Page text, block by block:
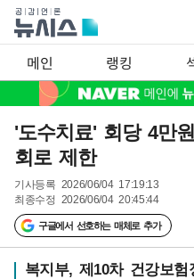
메인 랭킹
'도수치료' 회당 4만
회로 제한
기사등록 2026/06/04 17:19:13
최종수정 2026/06/04 20:45:44
구글에서 선호하는 매체로 추가
복지부, 제10차 건강보험